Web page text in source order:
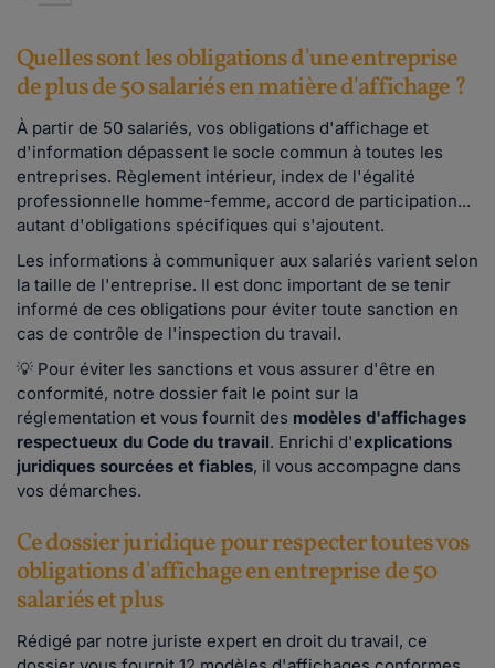
Quelles sont les obligations d'une entreprise
de plus de 50 salariés en matière d'affichage ?
À partir de 50 salariés, vos obligations d'affichage et
d'information dépassent le socle commun à toutes les
entreprises. Règlement intérieur, index de l'égalité
professionnelle homme-femme, accord de participation...
autant d'obligations spécifiques qui s'ajoutent.
Les informations à communiquer aux salariés varient selon
la taille de l'entreprise. Il est donc important de se tenir
informé de ces obligations pour éviter toute sanction en
cas de contrôle de l'inspection du travail.
💡 Pour éviter les sanctions et vous assurer d'être en
conformité, notre dossier fait le point sur la
réglementation et vous fournit des modèles d'affichages
respectueux du Code du travail. Enrichi d'explications
juridiques sourcées et fiables, il vous accompagne dans
vos démarches.
Ce dossier juridique pour respecter toutes vos
obligations d'affichage en entreprise de 50
salariés et plus
Rédigé par notre juriste expert en droit du travail, ce